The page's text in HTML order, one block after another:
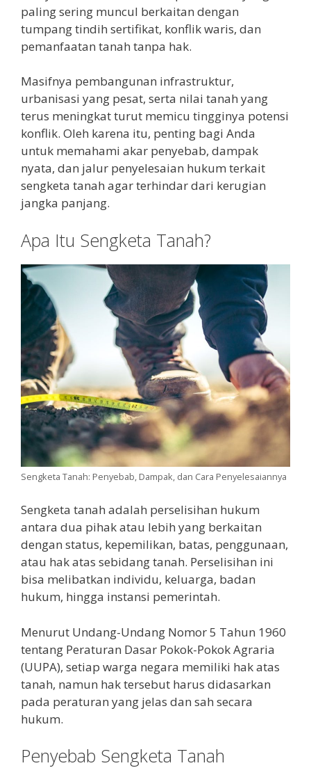
paling sering muncul berkaitan dengan
tumpang tindih sertifikat, konflik waris, dan
pemanfaatan tanah tanpa hak.
Masifnya pembangunan infrastruktur,
urbanisasi yang pesat, serta nilai tanah yang
terus meningkat turut memicu tingginya potensi
konflik. Oleh karena itu, penting bagi Anda
untuk memahami akar penyebab, dampak
nyata, dan jalur penyelesaian hukum terkait
sengketa tanah agar terhindar dari kerugian
jangka panjang.
Apa Itu Sengketa Tanah?
Sengketa Tanah: Penyebab, Dampak, dan Cara Penyelesaiannya
Sengketa tanah adalah perselisihan hukum
antara dua pihak atau lebih yang berkaitan
dengan status, kepemilikan, batas, penggunaan,
atau hak atas sebidang tanah. Perselisihan ini
bisa melibatkan individu, keluarga, badan
hukum, hingga instansi pemerintah.
Menurut Undang-Undang Nomor 5 Tahun 1960
tentang Peraturan Dasar Pokok-Pokok Agraria
(UUPA), setiap warga negara memiliki hak atas
tanah, namun hak tersebut harus didasarkan
pada peraturan yang jelas dan sah secara
hukum.
Penyebab Sengketa Tanah